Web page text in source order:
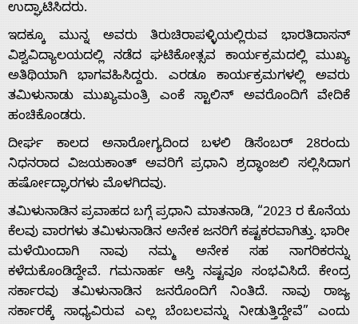
Home
About
Us
ಉದ್ಘಾಟಿಸಿದರು.
ಇದಕ್ಕೂ ಮುನ್ನ ಅವರು ತಿರುಚಿರಾಪಳ್ಳಿಯಲ್ಲಿರುವ ಭಾರತಿದಾಸನ್
ವಿಶ್ವವಿದ್ಯಾಲಯದಲ್ಲಿ ನಡೆದ ಘಟಿಕೋತ್ಸವ ಕಾರ್ಯಕ್ರಮದಲ್ಲಿ ಮುಖ್ಯ
ಅತಿಥಿಯಾಗಿ ಭಾಗವಹಿಸಿದ್ದರು. ಎರಡೂ ಕಾರ್ಯಕ್ರಮಗಳಲ್ಲಿ ಅವರು
ತಮಿಳುನಾಡು ಮುಖ್ಯಮಂತ್ರಿ ಎಂಕೆ ಸ್ಟಾಲಿನ್ ಅವರೊಂದಿಗೆ ವೇದಿಕೆ
ಹಂಚಿಕೊಂಡರು.
ದೀರ್ಘ ಕಾಲದ ಅನಾರೋಗ್ಯದಿಂದ ಬಳಲಿ ಡಿಸೆಂಬರ್ 28ರಂದು
ನಿಧನರಾದ ವಿಜಯಕಾಂತ್ ಅವರಿಗೆ ಪ್ರಧಾನಿ ಶ್ರದ್ಧಾಂಜಲಿ ಸಲ್ಲಿಸಿದಾಗ
ಹರ್ಷೋದ್ಘಾರಗಳು ಮೊಳಗಿದವು.
ತಮಿಳುನಾಡಿನ ಪ್ರವಾಹದ ಬಗ್ಗೆ ಪ್ರಧಾನಿ ಮಾತನಾಡಿ, “2023 ರ ಕೊನೆಯ
ಕೆಲವು ವಾರಗಳು ತಮಿಳುನಾಡಿನ ಅನೇಕ ಜನರಿಗೆ ಕಷ್ಟಕರವಾಗಿತ್ತು. ಭಾರೀ
ಮಳೆಯಿಂದಾಗಿ ನಾವು ನಮ್ಮ ಅನೇಕ ಸಹ ನಾಗರಿಕರನ್ನು
ಕಳೆದುಕೊಂಡಿದ್ದೇವೆ. ಗಮನಾರ್ಹ ಆಸ್ತಿ ನಷ್ಟವೂ ಸಂಭವಿಸಿದೆ. ಕೇಂದ್ರ
ಸರ್ಕಾರವು ತಮಿಳುನಾಡಿನ ಜನರೊಂದಿಗೆ ನಿಂತಿದೆ. ನಾವು ರಾಜ್ಯ
ಸರ್ಕಾರಕ್ಕೆ ಸಾಧ್ಯವಿರುವ ಎಲ್ಲ ಬೆಂಬಲವನ್ನು ನೀಡುತ್ತಿದ್ದೇವೆ” ಎಂದು